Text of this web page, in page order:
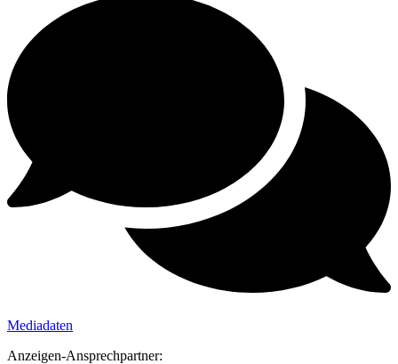
Mediadaten
Anzeigen-Ansprechpartner: